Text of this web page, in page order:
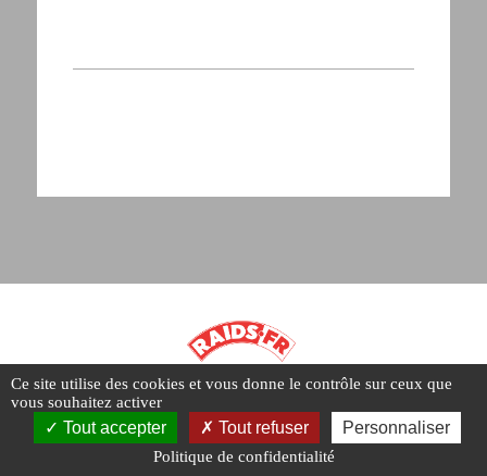
Mentions légales
Ce site utilise des cookies et vous donne le contrôle sur ceux que
vous souhaitez activer
Tout accepter Tout refuser Personnaliser
Politique de confidentialité